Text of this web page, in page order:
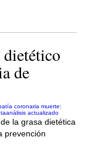
de
la grasa dietética
prevención